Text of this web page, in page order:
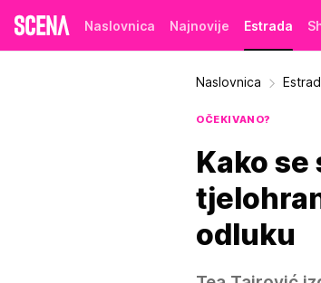
Naslovnica Najnovije Estrada
Naslovnica
OČEKIVANO?
Kako se
odluku